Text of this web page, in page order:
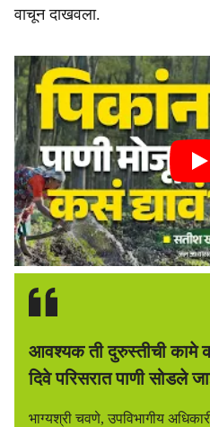
वाचून दाखवला.
आवश्यक ती दुरुस्तीची कामे
दिवे परिसरात पाणी सोडले
भाग्यश्री चवणे, उपविभागीय